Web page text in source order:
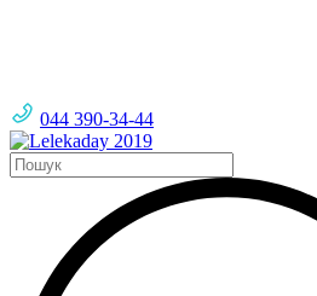
044 390-34-44